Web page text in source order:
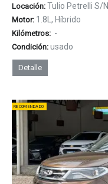
Locación: Tulio Petrelli S/N
Motor: 1.8L, Híbrido
Kilómetros: -
Condición: usado
Detalle
RECOMENDADO